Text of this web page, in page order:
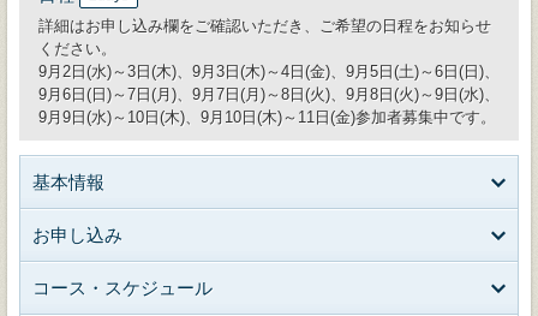
詳細はお申し込み欄をご確認いただき、ご希望の日程をお知らせ
ください。
9月2日(水)～3日(木)、9月3日(木)～4日(金)、9月5日(土)～6日(日)、
9月6日(日)～7日(月)、9月7日(月)～8日(火)、9月8日(火)～9日(水)、
9月9日(水)～10日(木)、9月10日(木)～11日(金)参加者募集中です。
基本情報
お申し込み
コース・スケジュール